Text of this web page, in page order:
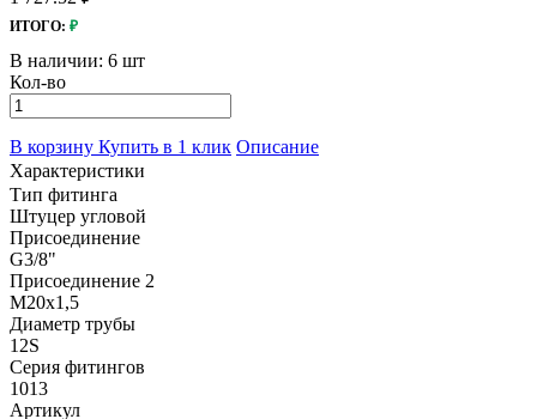
ИТОГО: ₽
В наличии: 6 шт
Кол-во
В корзину Купить в 1 клик Описание
Характеристики
Тип фитинга
Штуцер угловой
Присоединение
G3/8"
Присоединение 2
M20x1,5
Диаметр трубы
12S
Серия фитингов
1013
Артикул